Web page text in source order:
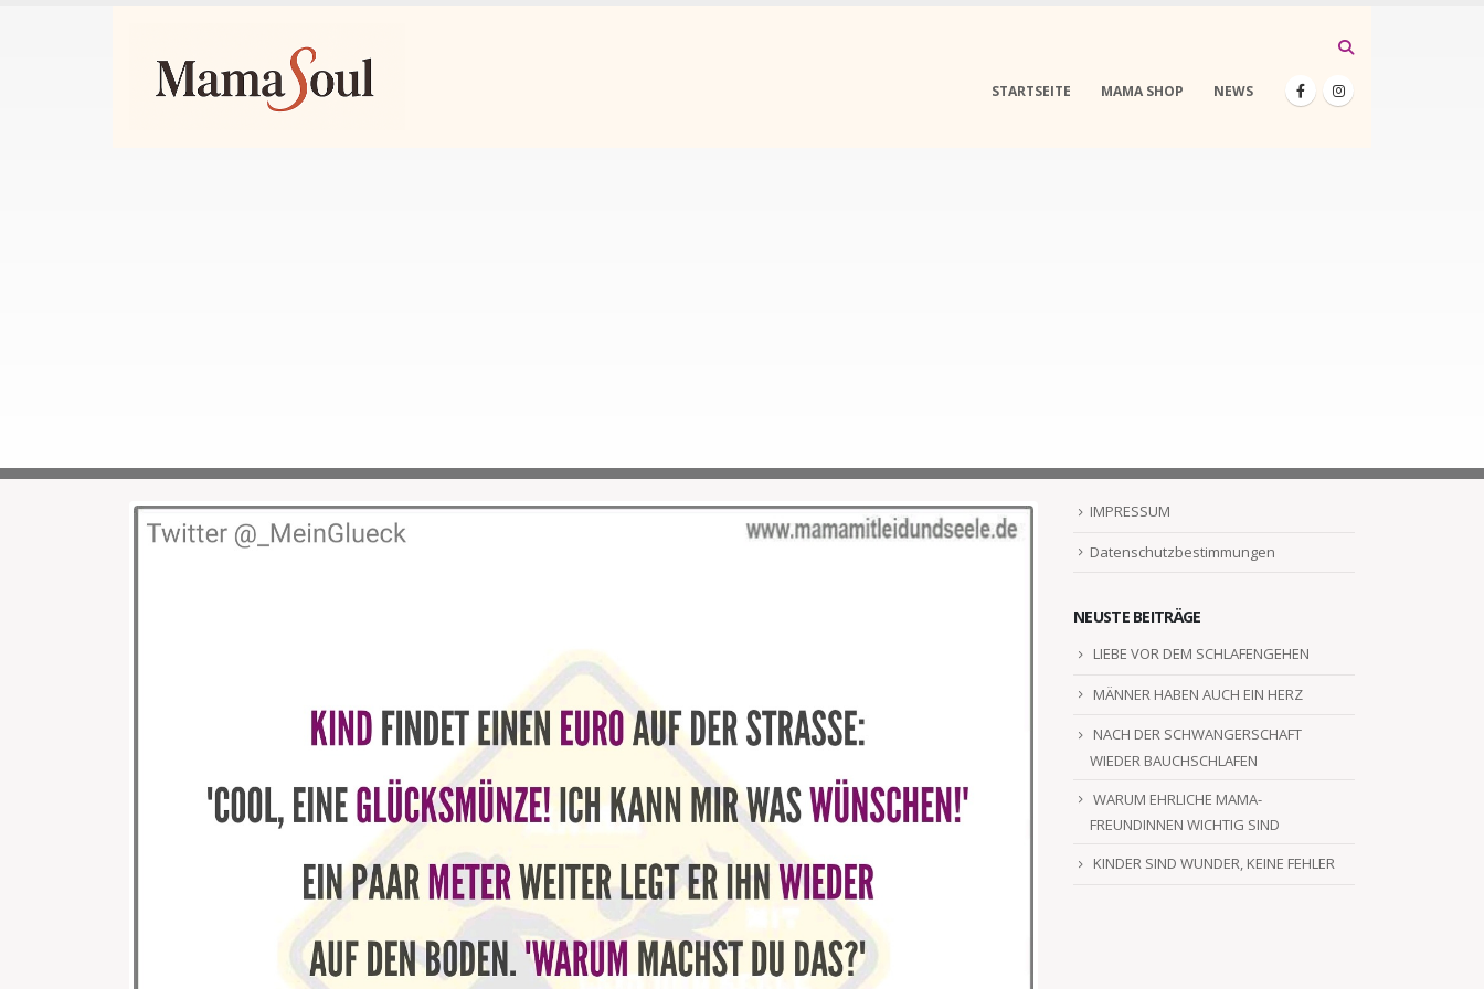
STARTSEITE MAMA SHOP NEWS
IMPRESSUM
Datenschutzbestimmungen
NEUSTE BEITRÄGE
LIEBE VOR DEM SCHLAFENGEHEN
MÄNNER HABEN AUCH EIN HERZ
NACH DER SCHWANGERSCHAFT
WIEDER BAUCHSCHLAFEN
WARUM EHRLICHE MAMA-
FREUNDINNEN WICHTIG SIND
KINDER SIND WUNDER, KEINE FEHLER